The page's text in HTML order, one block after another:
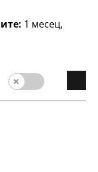
шотове
1 месец,